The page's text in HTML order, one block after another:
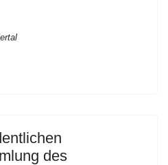
des